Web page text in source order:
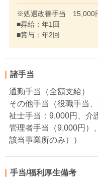
※処遇改善手当 15,000
■昇給：年1回
■賞与：年2回
諸手当
通勤手当（全額支給）
その他手当（役職手当
祉士手当：9,000円、介
管理者手当（9,000円）
該当事業所のみ））
手当/福利厚生備考